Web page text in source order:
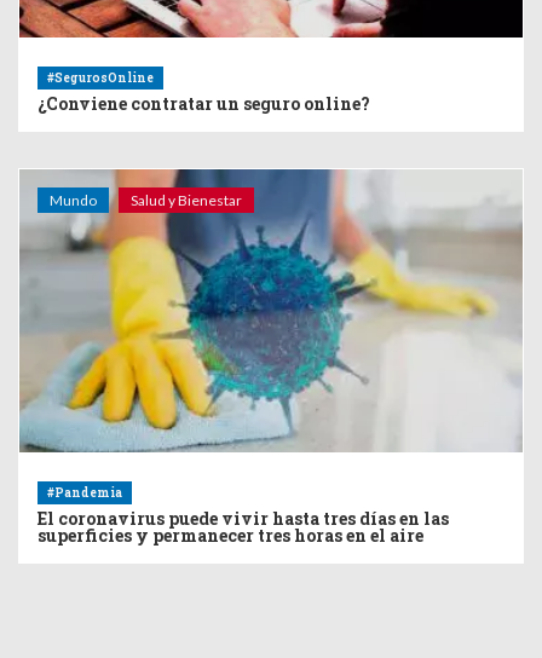
#SegurosOnline
¿Conviene contratar un seguro online?
Mundo Salud y Bienestar
#Pandemia
El coronavirus puede vivir hasta tres días en las
superficies y permanecer tres horas en el aire